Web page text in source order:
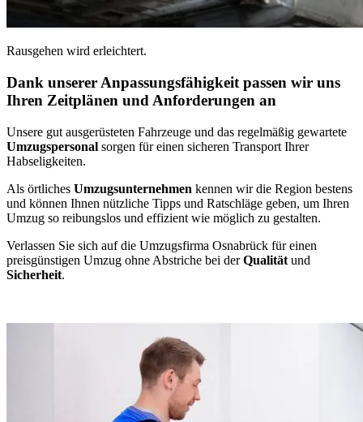
Rausgehen wird erleichtert.
Dank unserer Anpassungsfähigkeit passen wir uns
Ihren Zeitplänen und Anforderungen an
Unsere gut ausgerüsteten Fahrzeuge und das regelmäßig gewartete
Umzugspersonal sorgen für einen sicheren Transport Ihrer
Habseligkeiten.
Als örtliches Umzugsunternehmen kennen wir die Region bestens
und können Ihnen nützliche Tipps und Ratschläge geben, um Ihren
Umzug so reibungslos und effizient wie möglich zu gestalten.
Verlassen Sie sich auf die Umzugsfirma Osnabrück für einen
preisgünstigen Umzug ohne Abstriche bei derQualität und
Sicherheit.